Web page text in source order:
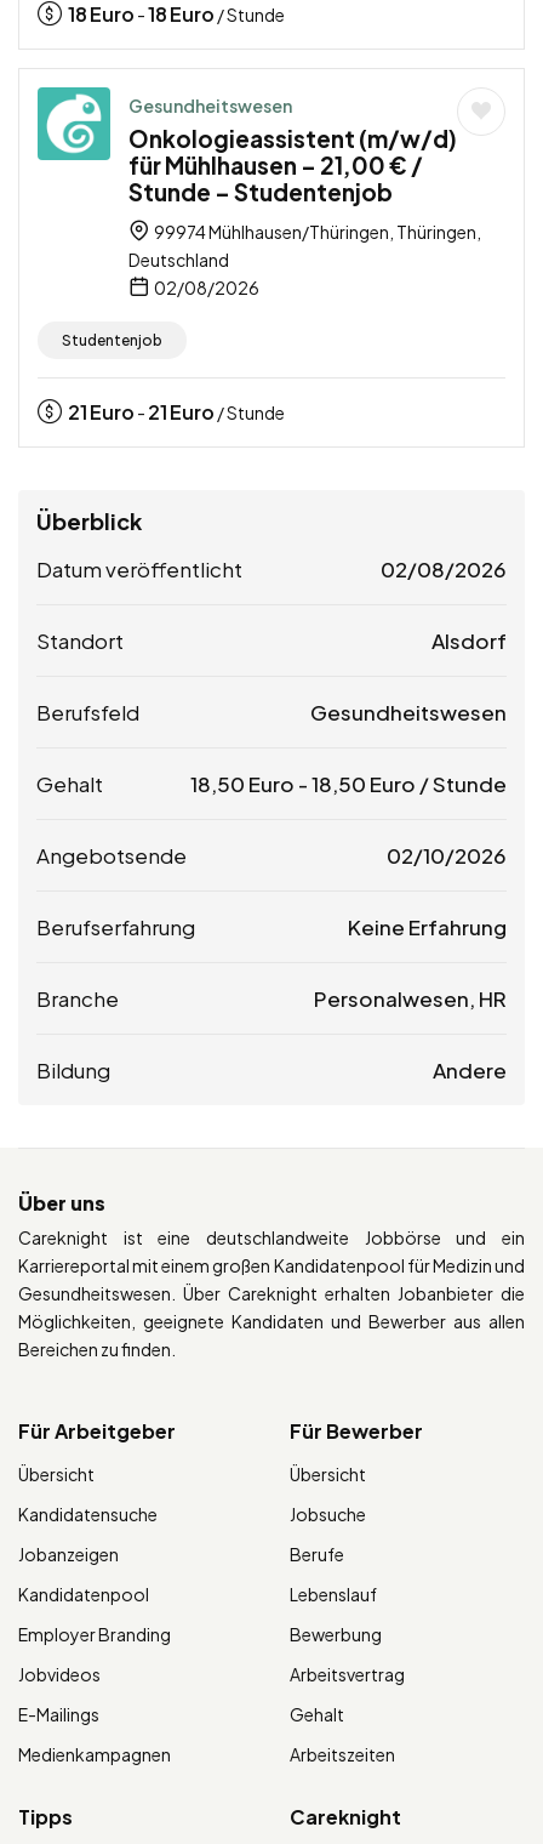
18Euro -18Euro / Stunde
Gesundheitswesen
Onkologieassistent (m/w/d)
für Mühlhausen – 21,00 € /
Stunde – Studentenjob
99974 Mühlhausen/Thüringen, Thüringen,
Deutschland
02/08/2026
Studentenjob
21Euro - 21Euro / Stunde
Überblick
Datum veröffentlicht 02/08/2026
Standort Alsdorf
Berufsfeld Gesundheitswesen
Gehalt 18,50 Euro -18,50 Euro / Stunde
Angebotsende 02/10/2026
Berufserfahrung Keine Erfahrung
Branche Personalwesen, HR
Bildung Andere
Über uns
Careknight ist eine deutschlandweite Jobbörse und ein
Karriereportal mit einem großen Kandidatenpool für Medizin und
Gesundheitswesen. Über Careknight erhalten Jobanbieter die
Möglichkeiten, geeignete Kandidaten und Bewerber aus allen
Bereichen zu finden.
Für Arbeitgeber
Übersicht
Kandidatensuche
Jobanzeigen
Kandidatenpool
Employer Branding
Jobvideos
E-Mailings
Medienkampagnen
Für Bewerber
Übersicht
Jobsuche
Berufe
Lebenslauf
Bewerbung
Arbeitsvertrag
Gehalt
Arbeitszeiten
Tipps Careknight